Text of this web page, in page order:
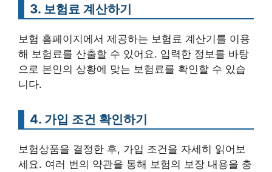
3. 보험료 계산하기
보험 홈페이지에서 제공하는 보험료 계산기를 이용
해 보험료를 산출할 수 있어요. 입력한 정보를 바탕
으로 본인의 상황에 맞는 보험료를 확인할 수 있습
니다.
4. 가입 조건 확인하기
보험상품을 결정한 후, 가입 조건을 자세히 읽어보
세요. 여러 번의 약관을 통해 보험의 보장 내용을 충